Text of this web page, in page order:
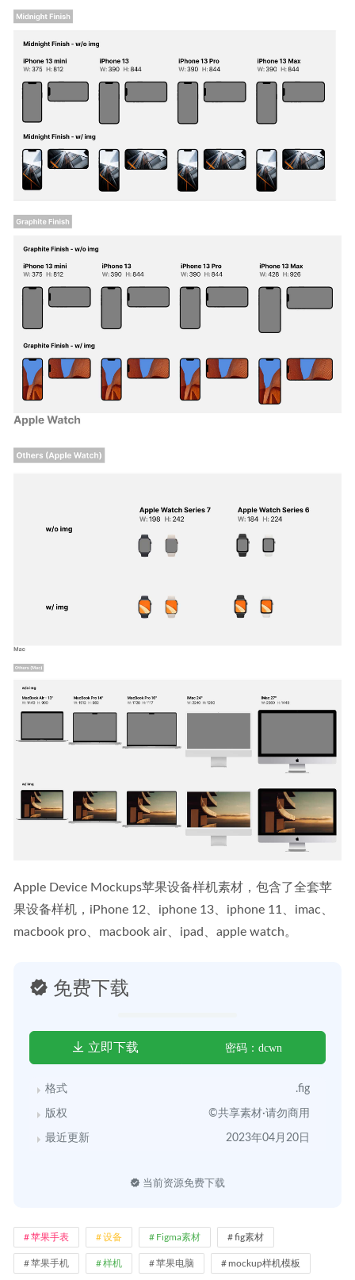
Apple Device Mockups苹果设备样机素材，包含了全套苹
果设备样机，iPhone 12、iphone 13、iphone 11、imac、
macbook pro、macbook air、ipad、apple watch。
免费下载
立即下载 密码：dcwn
格式 .fig
版权 ©共享素材·请勿商用
最近更新 2023年04月20日
当前资源免费下载
苹果手表 设备 Figma素材 fig素材
苹果手机 样机 苹果电脑 mockup样机模板